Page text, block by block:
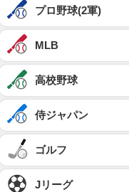
プロ野球(2軍)
MLB
高校野球
侍ジャパン
ゴルフ
Jリーグ